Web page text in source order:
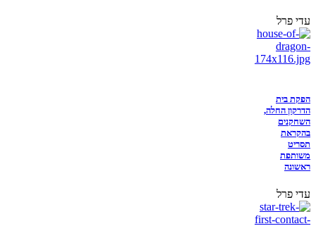
עדי פרל
הפקת בית
הדרקון החלה,
השחקנים
בהקראת
תסריט
משותפת
ראשונה
עדי פרל